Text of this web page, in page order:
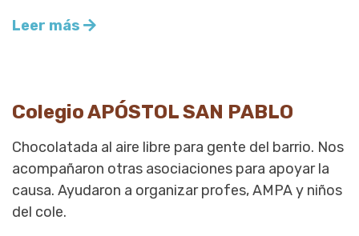
Leer más
Colegio APÓSTOL SAN PABLO
Chocolatada al aire libre para gente del barrio. Nos
acompañaron otras asociaciones para apoyar la
causa. Ayudaron a organizar profes, AMPA y niños
del cole.